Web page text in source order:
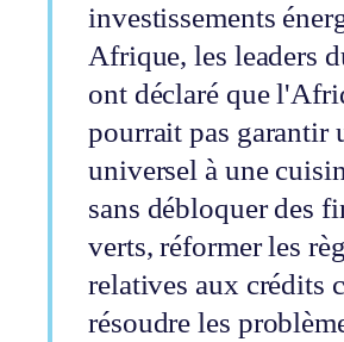
investissements
Afrique, les leaders
ont déclaré que
pourrait pas garantir
universel à une
sans débloquer des
verts, réformer les
relatives aux crédits
résoudre les